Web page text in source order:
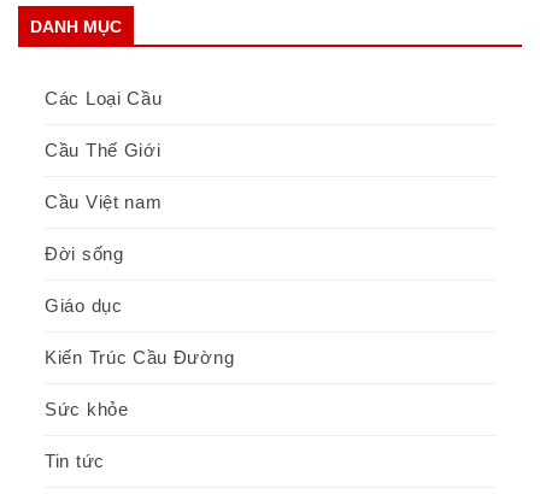
DANH MỤC
Các Loại Cầu
Cầu Thế Giới
Cầu Việt nam
Đời sống
Giáo dục
Kiến Trúc Cầu Đường
Sức khỏe
Tin tức